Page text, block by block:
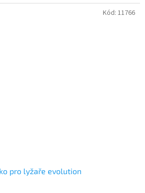
pro lyžaře evolution
Kód: 11766